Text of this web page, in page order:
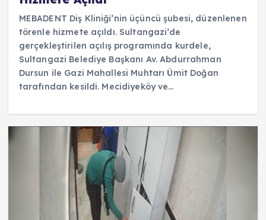
MEBADENT Diş Kliniği’nin üçüncü şubesi, düzenlenen
törenle hizmete açıldı. Sultangazi’de
gerçekleştirilen açılış programında kurdele,
Sultangazi Belediye Başkanı Av. Abdurrahman
Dursun ile Gazi Mahallesi Muhtarı Ümit Doğan
tarafından kesildi. Mecidiyeköy ve…